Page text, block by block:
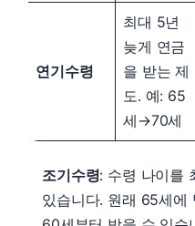
연기수령
최대 5년
늦게 연금
을 받는 제
도. 예: 65
세→70세
조기수령: 수령 나이를
있습니다. 원래 65세에